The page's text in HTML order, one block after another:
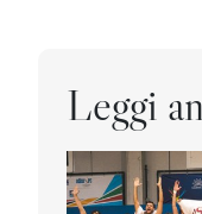
Leggi